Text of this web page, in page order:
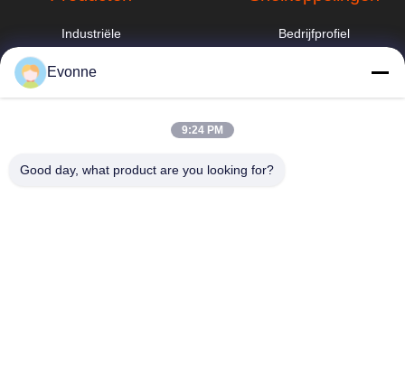
Industriële
stofafzuigsysteem
Industriële
8188867
Bedrijfprofiel
Evonne
9:24 PM
Good day, what product are you looking for?